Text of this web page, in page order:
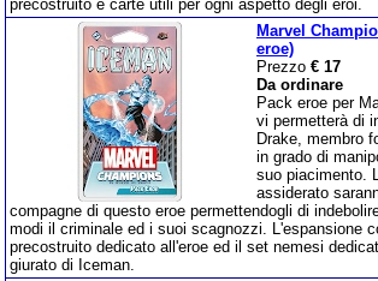
precostruito e carte utili per ogni aspetto degli eroi.
Marvel
eroe)
Prezzo € 17
Da ordinare
Pack eroe per
vi permetterà di
Drake, membro
in grado di
suo piacimento.
assiderato
compagne di questo eroe permettendogli di
modi il criminale ed i suoi scagnozzi. L'espansione
precostruito dedicato all'eroe ed il set nemesi
giurato di Iceman.